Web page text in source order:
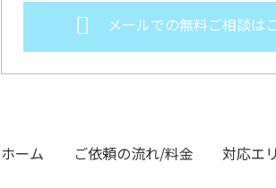
メールでの無料ご相談は
ホーム ご依頼の流れ/料金 対応エ